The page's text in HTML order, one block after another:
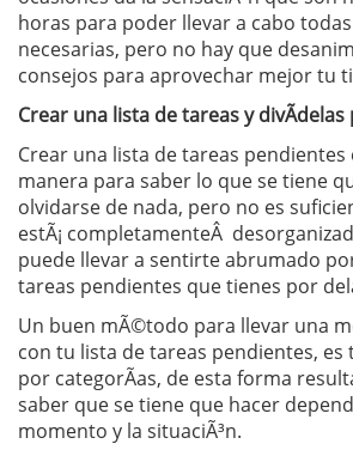
horas para poder llevar a cabo
necesarias, pero no hay que
consejos para aprovechar mejor tu
Crear una lista de tareas y
Crear una lista de tareas pendientes
manera para saber lo que se tiene
olvidarse de nada, pero no es
estÃ¡ completamenteÂ
puede llevar a sentirte abrumado
tareas pendientes que tienes por
Un buen mÃ©todo para llevar una
con tu lista de tareas pendientes, es
por categorÃ­as, de esta forma
saber que se tiene que hacer
momento y la situaciÃ³n.